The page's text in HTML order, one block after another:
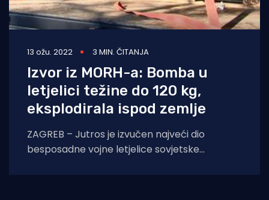
13 ožu. 2022 3 MIN. ČITANJA
Izvor iz MORH-a: Bomba u
letjelici težine do 120 kg,
eksplodirala ispod zemlje
ZAGREB – Jutros je izvučen najveći dio
besposadne vojne letjelice sovjetske